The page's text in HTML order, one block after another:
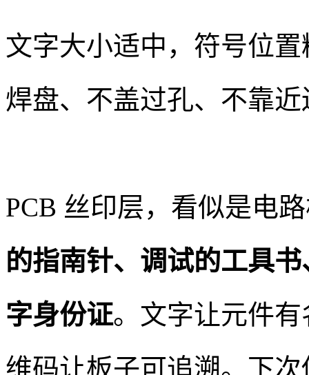
文字大小适中，符号位
焊盘、不盖过孔、不靠近
PCB 丝印层，看似是电
的指南针、调试的工具
字身份证。文字让元件
维码让板子可追溯。下